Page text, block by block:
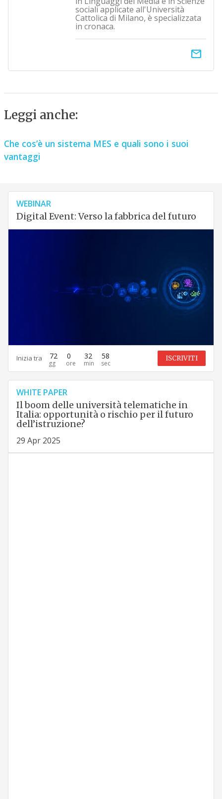
sociali applicate all'Università
Cattolica di Milano, è specializzata
in cronaca.
email
Leggi anche:
Che cos’è un sistema MES e quali sono i suoi
vantaggi
WEBINAR
Digital Event: Verso la fabbrica del futuro
Inizia tra 72 0 32 57 ISCRIVITI
WHITE PAPER
Il boom delle università telematiche in
Italia: opportunità o rischio per il futuro
dell’istruzione?
29 Apr 2025